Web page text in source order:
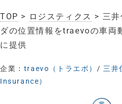
TOP > ロジスティクス > 三
ダの位置情報をtraevoの車両
に提供
企業： traevo（トラエボ）/三井
Insurance）